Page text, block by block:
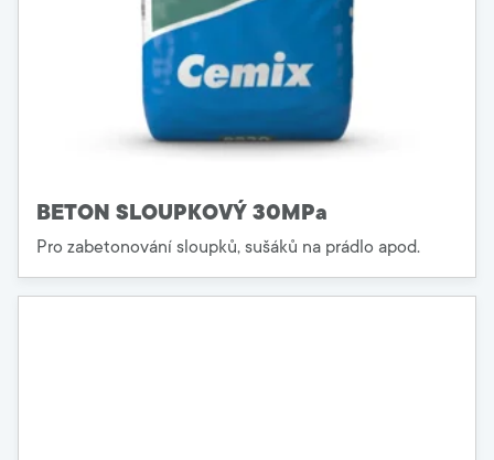
BETON SLOUPKOVÝ 30MPa
Pro zabetonování sloupků, sušáků na prádlo apod.